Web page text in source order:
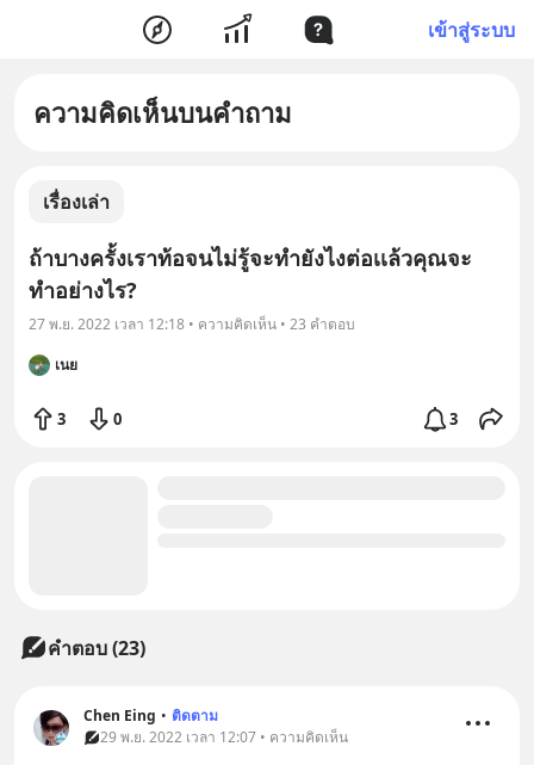
เข้าสู่ระบบ
ความคิดเห็นบนคำถาม
เรื่องเล่า
ถ้าบางครั้งเราท้อจนไม่รู้จะทำยังไงต่อเเล้วคุณจะ
ทำอย่างไร?
27 พ.ย. 2022 เวลา 12:18 • ความคิดเห็น • 23 คำตอบ
เนย
3 0 3
คำตอบ (23)
Chen Eing • ติดตาม
29 พ.ย. 2022 เวลา 12:07 • ความคิดเห็น